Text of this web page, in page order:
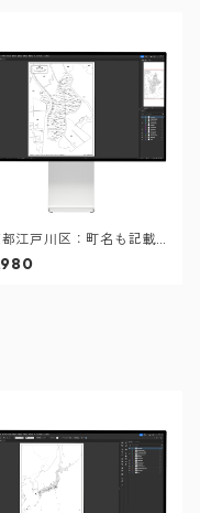
江戸川区：町名も記載
データ（PDF・Aiファ